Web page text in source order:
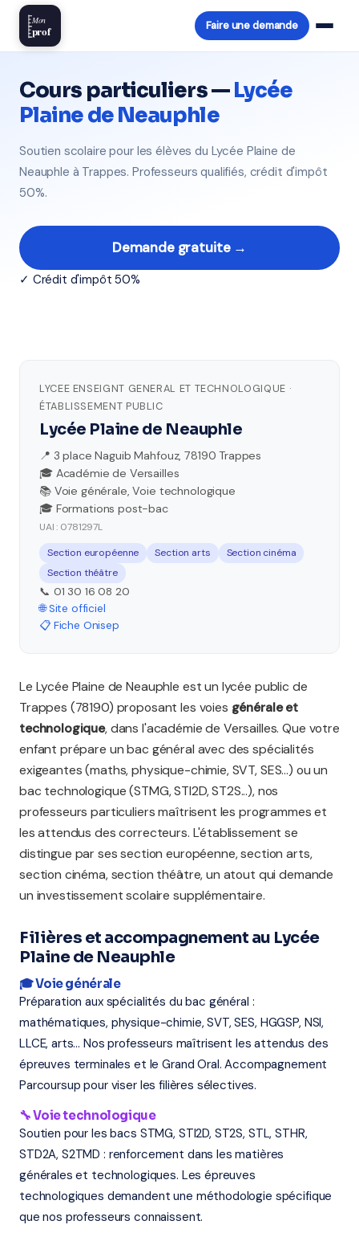
Mon
prof Faire une demande
Cours particuliers —Lycée
Plaine de Neauphle
Soutien scolaire pour les élèves du Lycée Plaine de
Neauphle à Trappes. Professeurs qualifiés, crédit d'impôt
50%.
Demande gratuite →
✓ Crédit d'impôt 50%
LYCEE ENSEIGNT GENERAL ET TECHNOLOGIQUE ·
ÉTABLISSEMENT PUBLIC
Lycée Plaine de Neauphle
📍 3 place Naguib Mahfouz, 78190 Trappes
🎓 Académie de Versailles
📚 Voie générale, Voie technologique
🎓 Formations post-bac
UAI : 0781297L
Section européenne
Section arts
Section cinéma
Section théâtre
📞 01 30 16 08 20
🌐 Site officiel
📋 Fiche Onisep
Le Lycée Plaine de Neauphle est un lycée public de
Trappes (78190) proposant les voies générale et
technologique, dans l'académie de Versailles. Que votre
enfant prépare un bac général avec des spécialités
exigeantes (maths, physique-chimie, SVT, SES...) ou un
bac technologique (STMG, STI2D, ST2S...), nos
professeurs particuliers maîtrisent les programmes et
les attendus des correcteurs. L'établissement se
distingue par ses section européenne, section arts,
section cinéma, section théâtre, un atout qui demande
un investissement scolaire supplémentaire.
Filières et accompagnement au Lycée
Plaine de Neauphle
🎓 Voie générale
Préparation aux spécialités du bac général :
mathématiques, physique-chimie, SVT, SES, HGGSP, NSI,
LLCE, arts... Nos professeurs maîtrisent les attendus des
épreuves terminales et le Grand Oral. Accompagnement
Parcoursup pour viser les filières sélectives.
🔧 Voie technologique
Soutien pour les bacs STMG, STI2D, ST2S, STL, STHR,
STD2A, S2TMD : renforcement dans les matières
générales et technologiques. Les épreuves
technologiques demandent une méthodologie spécifique
que nos professeurs connaissent.